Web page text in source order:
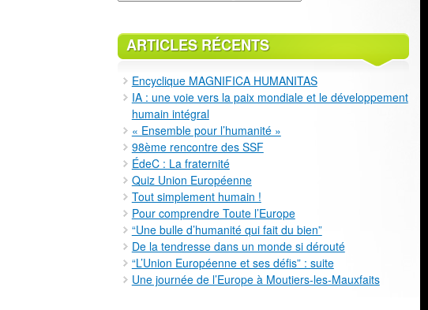
ARTICLES RÉCENTS
Encyclique MAGNIFICA HUMANITAS
IA : une voie vers la paix mondiale et le développement
humain intégral
« Ensemble pour l’humanité »
98ème rencontre des SSF
ÉdeC : La fraternité
Quiz Union Européenne
Tout simplement humain !
Pour comprendre Toute l’Europe
“Une bulle d’humanité qui fait du bien”
De la tendresse dans un monde si dérouté
“L’Union Européenne et ses défis” : suite
Une journée de l’Europe à Moutiers-les-Mauxfaits